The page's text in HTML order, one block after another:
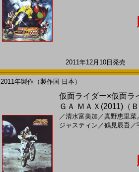
2011年12月10日発売
2011年製作（製作国 日本）
仮面ライダー×仮面
ＧＡ ＭＡＸ(2011)（
／清水富美加 ／真野恵里菜
ジャスティン ／鶴見辰吾／